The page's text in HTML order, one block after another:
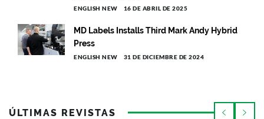
ENGLISH NEW 16 DE ABRIL DE 2025
MD Labels Installs Third Mark Andy Hybrid
Press
ENGLISH NEW 31 DE DICIEMBRE DE 2024
ÚLTIMAS REVISTAS